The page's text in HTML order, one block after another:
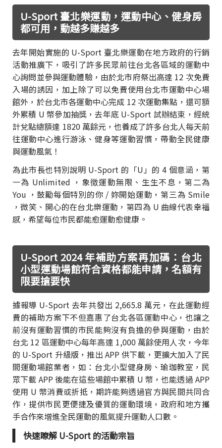
U-Sport 臺北樂運動，運動中心、健身房
都可用，動越多賺越多
去年開始實施的 U-Sport 臺北樂運動在地方政府的行銷
活動推廣下，吸引了許多民眾前往台北各區域的運動中
心詢問並參與運動體驗，由於北市府祭出高達 12 次免費
入場的誘因，加上除了可以免費使用台北市運動中心場
館外，於台北市各運動中心完成 12 次運動集點，還可額
外累積 U 幣參加抽獎，去年底 U-Sport 試辦結束，經統
計兌點總額達 1820 萬餘元，也養成了許多台北人每天前
往運動中心進行游泳、健身等運動習慣，帶動全民健康
與運動風氣！
為此市長也特別說明 U-Sport 的「U」的 4 個意涵，第
一為 Unlimited ，象徴運動無限、生生不息，第二為
You ，鼓勵每個特別的你 / 妳開始運動，第三為 Smile
，微笑、開心的在台北樂運動，第四為 U 曲線代表幸福
感，希望每位市民都能愈運動愈健康。
U-Sport 2024 年補助方案再加碼：台北
小型運動場館符合資格都能申請，名額有
限要搶要快
據報導 U-Sport 去年共發出 2,665.8 萬元，在此運動經
費的補助方案下不但嘉惠了台北各區運動中心，也讓之
前沒有運動習慣的市民能夠沒有負擔的參與運動，由於
台北 12 區運動中心每年高達 1,000 萬餘使用人次，今年
的 U-Sport 升級版，推出 APP 供下載，更擴大加入了民
間運動場館業者，如：台北小型健身房、瑜珈教室，民
眾下載 APP 後能在這些場館中累積 U 幣，也能透過 APP
使用 U 幣消費或折抵，期許能夠透過官方與民間共同合
作，提供市民更便捷及優質的運動環境，政府和地方攜
手合作來增進全民運動的風氣提升運動人口數。
快速瞭解 U-Sport 的活動宗旨